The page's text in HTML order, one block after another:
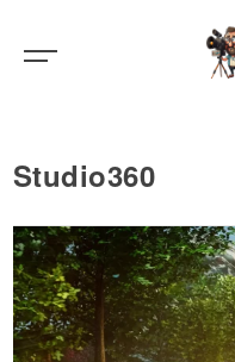
Studio360